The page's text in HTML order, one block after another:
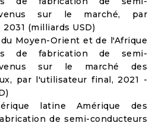
sur le marché, par
(milliards USD)
Moyen-Orient et de l'Afrique
de fabrication de semi-
sur le marché des
par l'utilisateur final, 2021 -
latine Amérique des
de semi-conducteurs